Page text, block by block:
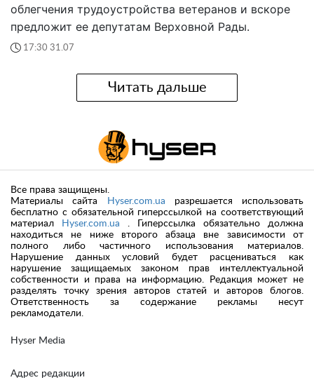
облегчения трудоустройства ветеранов и вскоре
предложит ее депутатам Верховной Рады.
17:30 31.07
Читать дальше
Hyser Media
Адрес редакции
Все права защищены.
Материалы сайта
Hyser.com.ua разрешается использовать
бесплатно с обязательной гиперссылкой на соответствующий
материал
Hyser.com.ua . Гиперссылка обязательно должна
находиться не ниже второго абзаца вне зависимости от
полного либо частичного использования материалов.
Нарушение данных условий будет расцениваться как
нарушение защищаемых законом прав интеллектуальной
собственности и права на информацию. Редакция может не
разделять точку зрения авторов статей и авторов блогов.
Ответственность за содержание рекламы несут
рекламодатели.